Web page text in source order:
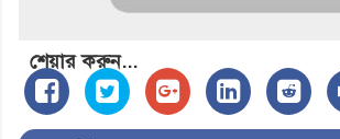
শেয়ার করুন...